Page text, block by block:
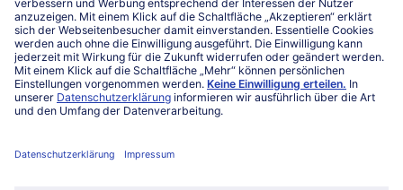
FAQ
Service
Unternehmen